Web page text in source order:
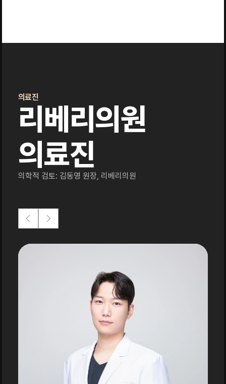
의료진
리베리의원
의료진
의학적 검토: 김동영 원장, 리베리의원